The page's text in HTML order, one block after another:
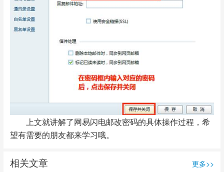
上文就讲解了网易闪电邮改密码的具体操作过程，希
望有需要的朋友都来学习哦。
相关文章
更多>>